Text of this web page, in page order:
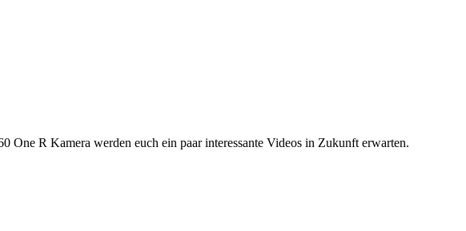
One R Kamera werden euch ein paar interessante Videos in Zukunft erwarten.